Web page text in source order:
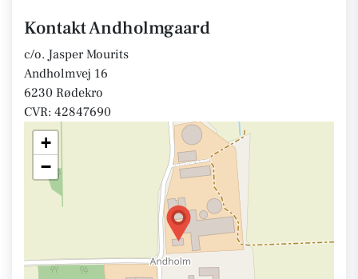
Kontakt Andholmgaard
c/o. Jasper Mourits
Andholmvej 16
6230 Rødekro
CVR: 42847690
+
−